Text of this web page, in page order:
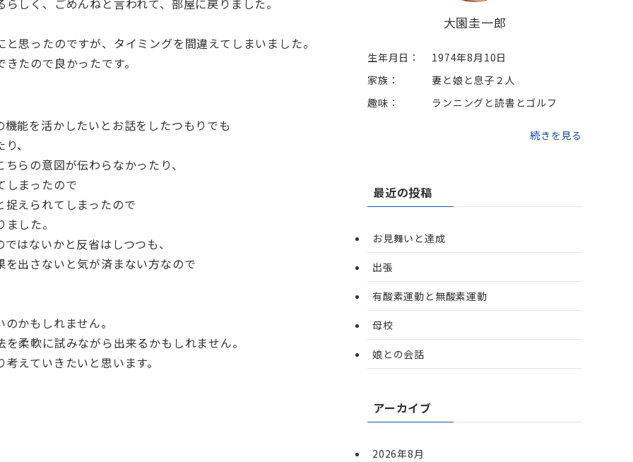
しく、ごめんねと言われて、部屋に戻りました。
思ったのですが、タイミングを間違えてしまいました。
たので良かったです。
能を活かしたいとお話をしたつもりでも
、
らの意図が伝わらなかったり、
しまったので
えられてしまったので
した。
はないかと反省はしつつも、
出さないと気が済まない方なので
かもしれません。
柔軟に試みながら出来るかもしれません。
えていきたいと思います。
大園圭一郎
生年月日：
1974年8月10日
家族：
妻と娘と息子２人
趣味：
ランニングと読書とゴルフ
続きを見る
最近の投稿
お見舞いと達成
出張
有酸素運動と無酸素運動
母校
娘との会話
アーカイブ
2026年8月